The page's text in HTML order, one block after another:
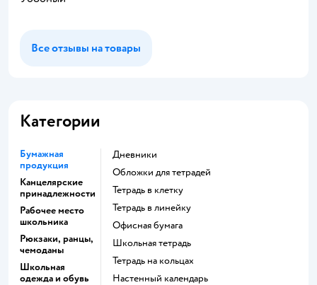
Все отзывы на товары
Категории
Бумажная
продукция
Канцелярские
принадлежности
Рабочее место
школьника
Рюкзаки, ранцы,
чемоданы
Школьная
одежда и обувь
Дневники
Обложки для тетрадей
Тетрадь в клетку
Тетрадь в линейку
Офисная бумага
Школьная тетрадь
Тетрадь на кольцах
Настенный календарь